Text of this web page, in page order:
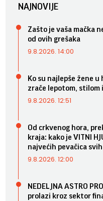
NAJNOVIJE
Zašto je vaša mačka
od ovih grešaka
9.8.2026. 14:00
Ko su najlepše žene u
zrače lepotom, stilom
9.8.2026. 12:51
Od crkvenog hora,
kraja: kako je VITNI
najvećih pevačica
9.8.2026. 12:00
NEDELJNA ASTRO
prolazi kroz sektor